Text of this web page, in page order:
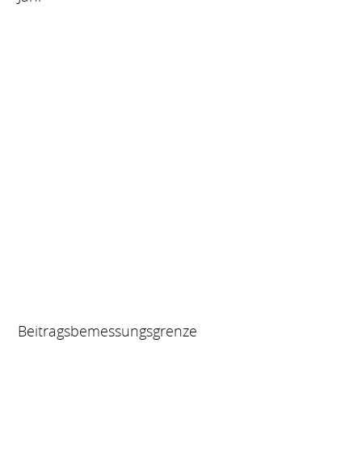
Beitragsbemessungsgrenze